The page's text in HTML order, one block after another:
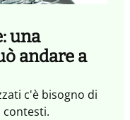
una
andare a
c'è bisogno di